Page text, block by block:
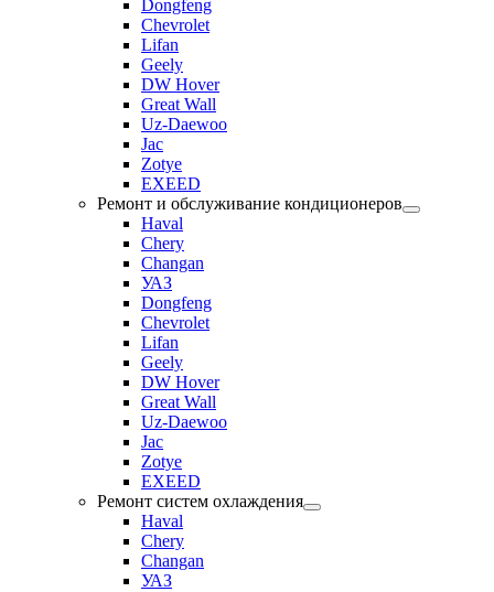
Dongfeng
Chevrolet
Lifan
Geely
DW Hover
Great Wall
Uz-Daewoo
Jac
Zotye
EXEED
Ремонт и обслуживание кондиционеров
Haval
Chery
Changan
УАЗ
Dongfeng
Chevrolet
Lifan
Geely
DW Hover
Great Wall
Uz-Daewoo
Jac
Zotye
EXEED
Ремонт систем охлаждения
Haval
Chery
Changan
УАЗ